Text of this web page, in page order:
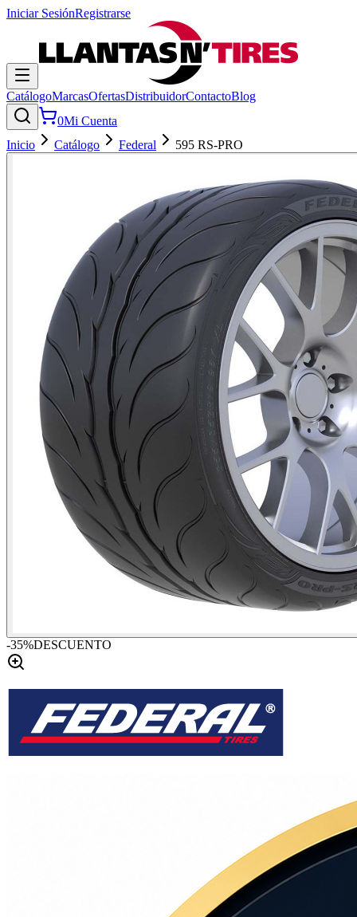
Iniciar SesiónRegistrarse
CatálogoMarcasOfertasDistribuidorContactoBlog
0Mi Cuenta
Inicio
Catálogo Federal 595 RS-PRO
-35%DESCUENTO